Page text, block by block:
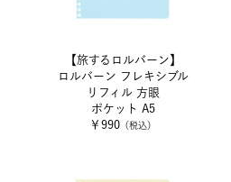
【旅するロルバーン】
ロルバーン フレキシブル
リフィル 方眼
ポケット A5
￥990 （税込）